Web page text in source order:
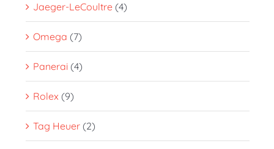
Jaeger-LeCoultre (4)
Omega (7)
Panerai (4)
Rolex (9)
Tag Heuer (2)